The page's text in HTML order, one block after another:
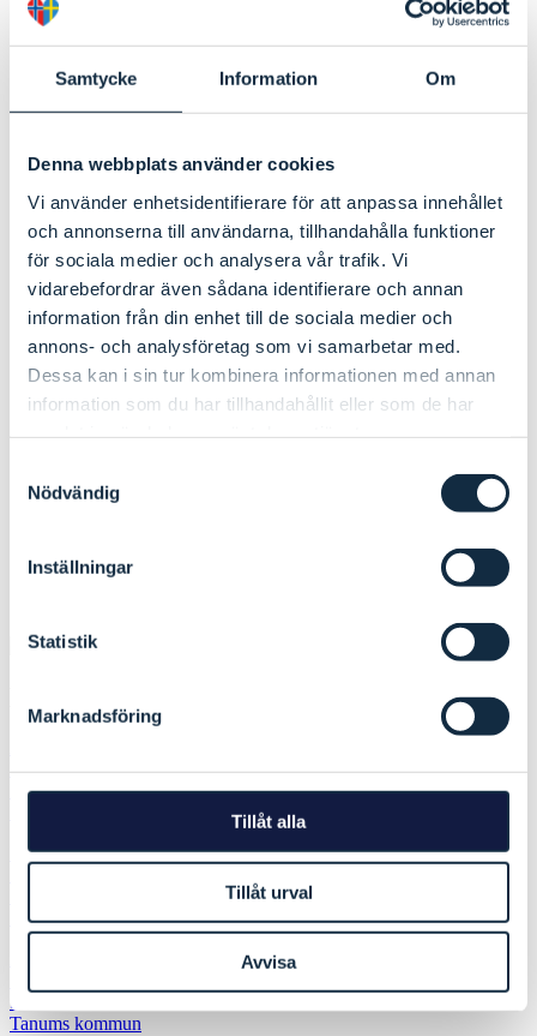
Samtycke Information Om
Denna webbplats använder cookies
Vi använder enhetsidentifierare för att anpassa innehållet
och annonserna till användarna, tillhandahålla funktioner
för sociala medier och analysera vår trafik. Vi
vidarebefordrar även sådana identifierare och annan
information från din enhet till de sociala medier och
annons- och analysföretag som vi samarbetar med.
Dessa kan i sin tur kombinera informationen med annan
information som du har tillhandahållit eller som de har
Nödvändig
Inställningar
Statistik
Marknadsföring
Tillåt alla
Tillåt urval
Avvisa
Kulturruta – en blogg for pilotprosjektet
Innenfor Interreg-prosjektet Besøksnæringen 2.0 utforsker vi i
samarbeid med RISE,…
Les mer
Oppdag grenselandet
For turistsesongen 2023 har vi innenfor prosjektet laget en
kort…
Les mer
Bengtsfors kommun
Dals-Eds kommun
Halden kommune
Rakkestad kommune
Strömstads kommun
Tanums kommun